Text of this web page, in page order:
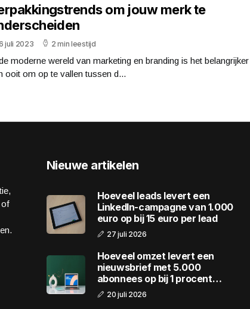
om jouw merk te
juli 2023 2 min leestijd
moderne wereld van marketing en branding is het belangrijker
ooit om op te vallen tussen d...
of
Nieuwe artikelen
Hoeveel leads levert een
LinkedIn-campagne van 1.000
euro op bij 15 euro per lead
27 juli 2026
Hoeveel omzet levert een
nieuwsbrief met 5.000
abonnees op bij 1 procent
conversie
20 juli 2026